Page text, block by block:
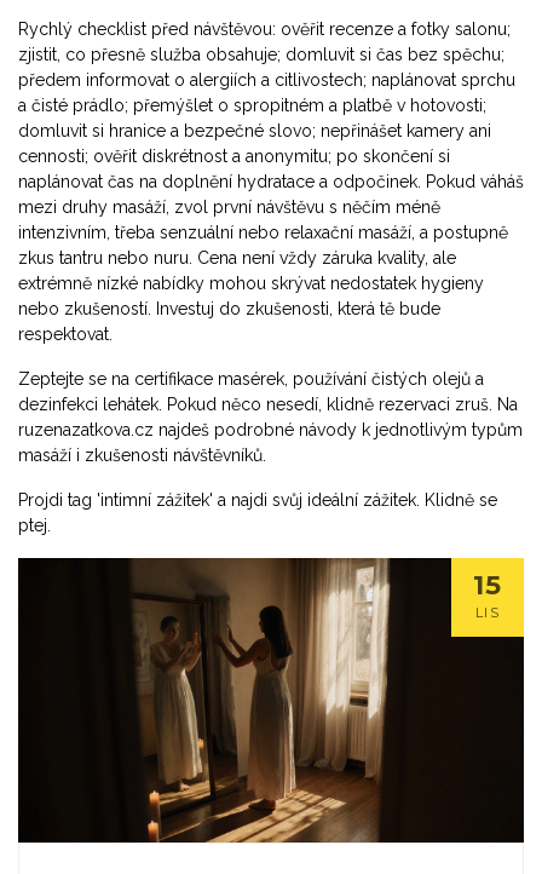
Rychlý checklist před návštěvou: ověřit recenze a fotky salonu;
zjistit, co přesně služba obsahuje; domluvit si čas bez spěchu;
předem informovat o alergiích a citlivostech; naplánovat sprchu
a čisté prádlo; přemýšlet o spropitném a platbě v hotovosti;
domluvit si hranice a bezpečné slovo; nepřinášet kamery ani
cennosti; ověřit diskrétnost a anonymitu; po skončení si
naplánovat čas na doplnění hydratace a odpočinek. Pokud váháš
mezi druhy masáží, zvol první návštěvu s něčím méně
intenzivním, třeba senzuální nebo relaxační masáží, a postupně
zkus tantru nebo nuru. Cena není vždy záruka kvality, ale
extrémně nízké nabídky mohou skrývat nedostatek hygieny
nebo zkušeností. Investuj do zkušenosti, která tě bude
respektovat.
Zeptejte se na certifikace masérek, používání čistých olejů a
dezinfekci lehátek. Pokud něco nesedí, klidně rezervaci zruš. Na
ruzenazatkova.cz najdeš podrobné návody k jednotlivým typům
masáží i zkušenosti návštěvníků.
Projdi tag 'intimní zážitek' a najdi svůj ideální zážitek. Klidně se
ptej.
15
LIS